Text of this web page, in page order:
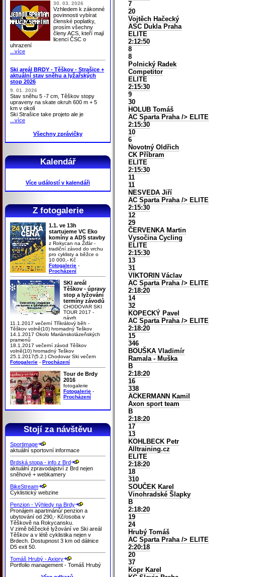
30. 03. 2026
Vzhledem k zákonné
povinnosti vybírat
členské poplatky,
prosím všechny
členy ACS, kteří mají
licenci ČSC o
uhrazení
...více
Ski areál BRDY - Těškov - Strašice +
aktuální stav sněhu a lyžařských
stop 2026
9. 01. 2026
Stav sněhu 5 -7 cm, Těškov stopy
upraveny na skate okruh 600 m + 5
km v okolí
Ski Strašice take projeto ale je
...více
Všechny zprávičky
Kalendář
Více událostí v kalendáři
Z fotogalerie
1.1. ve 13h
startujeme VC Eko
komíny a ADS stavby
z Rokycan na Žďár -
tradiční závod do vrchu
pro cyklisty a běžce o
10 000,- Kč
Fotogalerie -
Procházení
SKI areál
Těškov - úpravy
stop a lyžování
termíny závodů
CHODOVAR SKI
TOUR 2017 -
návrh
11.1.2017 večerní Tříkrálový běh -
Těškov volně(10) hromadný Teškov
14.1.2017 Okolo Mariánskolázeňských
pramenů
18.1.2017 večerní závod Těškov
volně(10) hromadný Teškov
25.1.2017(5.2.) Chodovar Ski večern
Fotogalerie - Procházení
Tour de Brdy
2016
fotogalerie
Fotogalerie -
Procházení
Stojí za návštěvu
Sportimage
aktuální sportovní informace
Brdská stopa - info z Brd
aktuální zpravodajství z Brd nejen
sněhové + webkamery
BikeStream
Cyklistický webzine
Penzion - Výhledy na Brdy
Pronájem apartmánů/ penzion a
ubytování od 290,- Kč/osoba v
Těškově na Rokycansku.
V zimě běžecké lyžování ve Ski areál
Těškov a v létě cyklistika nejen v
Brdech. Dostupnost 3 km od dálnice
D5 exit 50.
Tomáš Hrubý - Axiory
Portfolio management - Tomáš Hrubý
7
20
Vojtěch Hačecký
ASC Dukla Praha
ELITE
2:12:50
8
8
Polnický Radek
Competitor
ELITE
2:15:30
9
30
HOLUB Tomáš
AC Sparta Praha/> ELITE
2:15:30
10
6
Novotný Oldřich
CK Příbram
ELITE
2:15:30
11
11
NESVEDA Jiří
AC Sparta Praha/> ELITE
2:15:30
12
29
ČERVENKA Martin
Vysočina Cycling
ELITE
2:15:30
13
31
VIKTORIN Václav
AC Sparta Praha/> ELITE
2:18:20
14
32
KOPECKÝ Pavel
AC Sparta Praha/> ELITE
2:18:20
15
346
BOUŠKA Vladimír
Ramala - Muška
B
2:18:20
16
338
ACKERMANN Kamil
Axon sport team
B
2:18:20
17
13
KOHLBECK Petr
Alltraining.cz
ELITE
2:18:20
18
310
SOUČEK Karel
Vinohradské Šlapky
B
2:18:20
19
24
Hrubý Tomáš
AC Sparta Praha/> ELITE
2:20:18
20
37
Kopr Karel